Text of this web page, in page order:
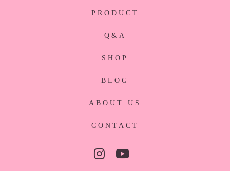
PRODUCT
Q&A
SHOP
BLOG
ABOUT US
CONTACT